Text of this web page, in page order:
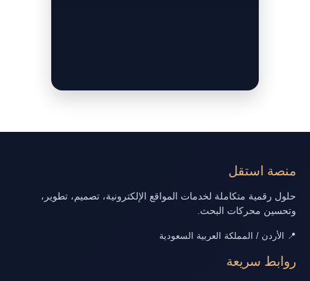
منصة استقل
حلول رقمية متكاملة لخدمات المواقع الإلكترونية، تصميم، تطوير،
وتحسين محركات البحث.
📍 الأردن / المملكة العربية السعودية
روابط سريعة